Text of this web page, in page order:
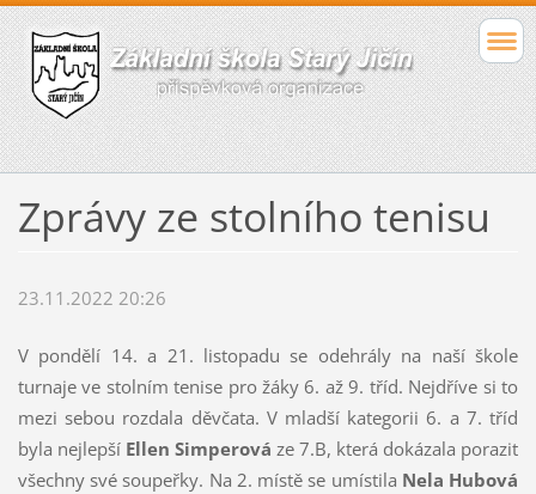
Zprávy ze stolního tenisu
23.11.2022 20:26
V pondělí 14. a 21. listopadu se odehrály na naší škole
turnaje ve stolním tenise pro žáky 6. až 9. tříd. Nejdříve si to
mezi sebou rozdala děvčata. V mladší kategorii 6. a 7. tříd
byla nejlepší Ellen Simperová ze 7.B, která dokázala porazit
všechny své soupeřky. Na 2. místě se umístila Nela Hubová